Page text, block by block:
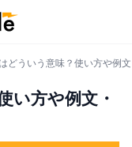
どういう意味？使い方や例
い方や例文・